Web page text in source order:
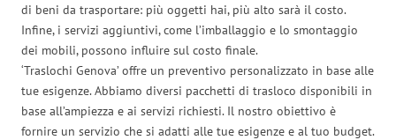
di beni da trasportare: più oggetti hai, più alto sarà il costo.
Infine, i servizi aggiuntivi, come l’imballaggio e lo smontaggio
dei mobili, possono influire sul costo finale.
‘Traslochi Genova’ offre un preventivo personalizzato in base alle
tue esigenze. Abbiamo diversi pacchetti di trasloco disponibili in
base all’ampiezza e ai servizi richiesti. Il nostro obiettivo è
fornire un servizio che si adatti alle tue esigenze e al tuo budget.